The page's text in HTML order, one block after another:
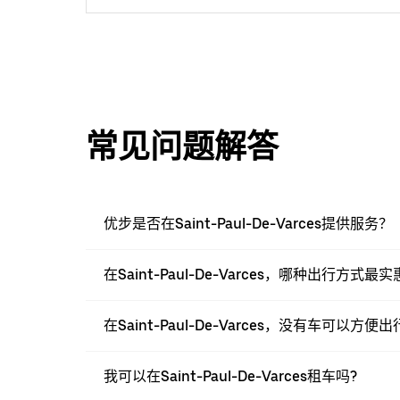
常见问题解答
优步是否在Saint-Paul-De-Varces提供服务？
在Saint-Paul-De-Varces，哪种出行方式最实
在Saint-Paul-De-Varces，没有车可以方便出
我可以在Saint-Paul-De-Varces租车吗?